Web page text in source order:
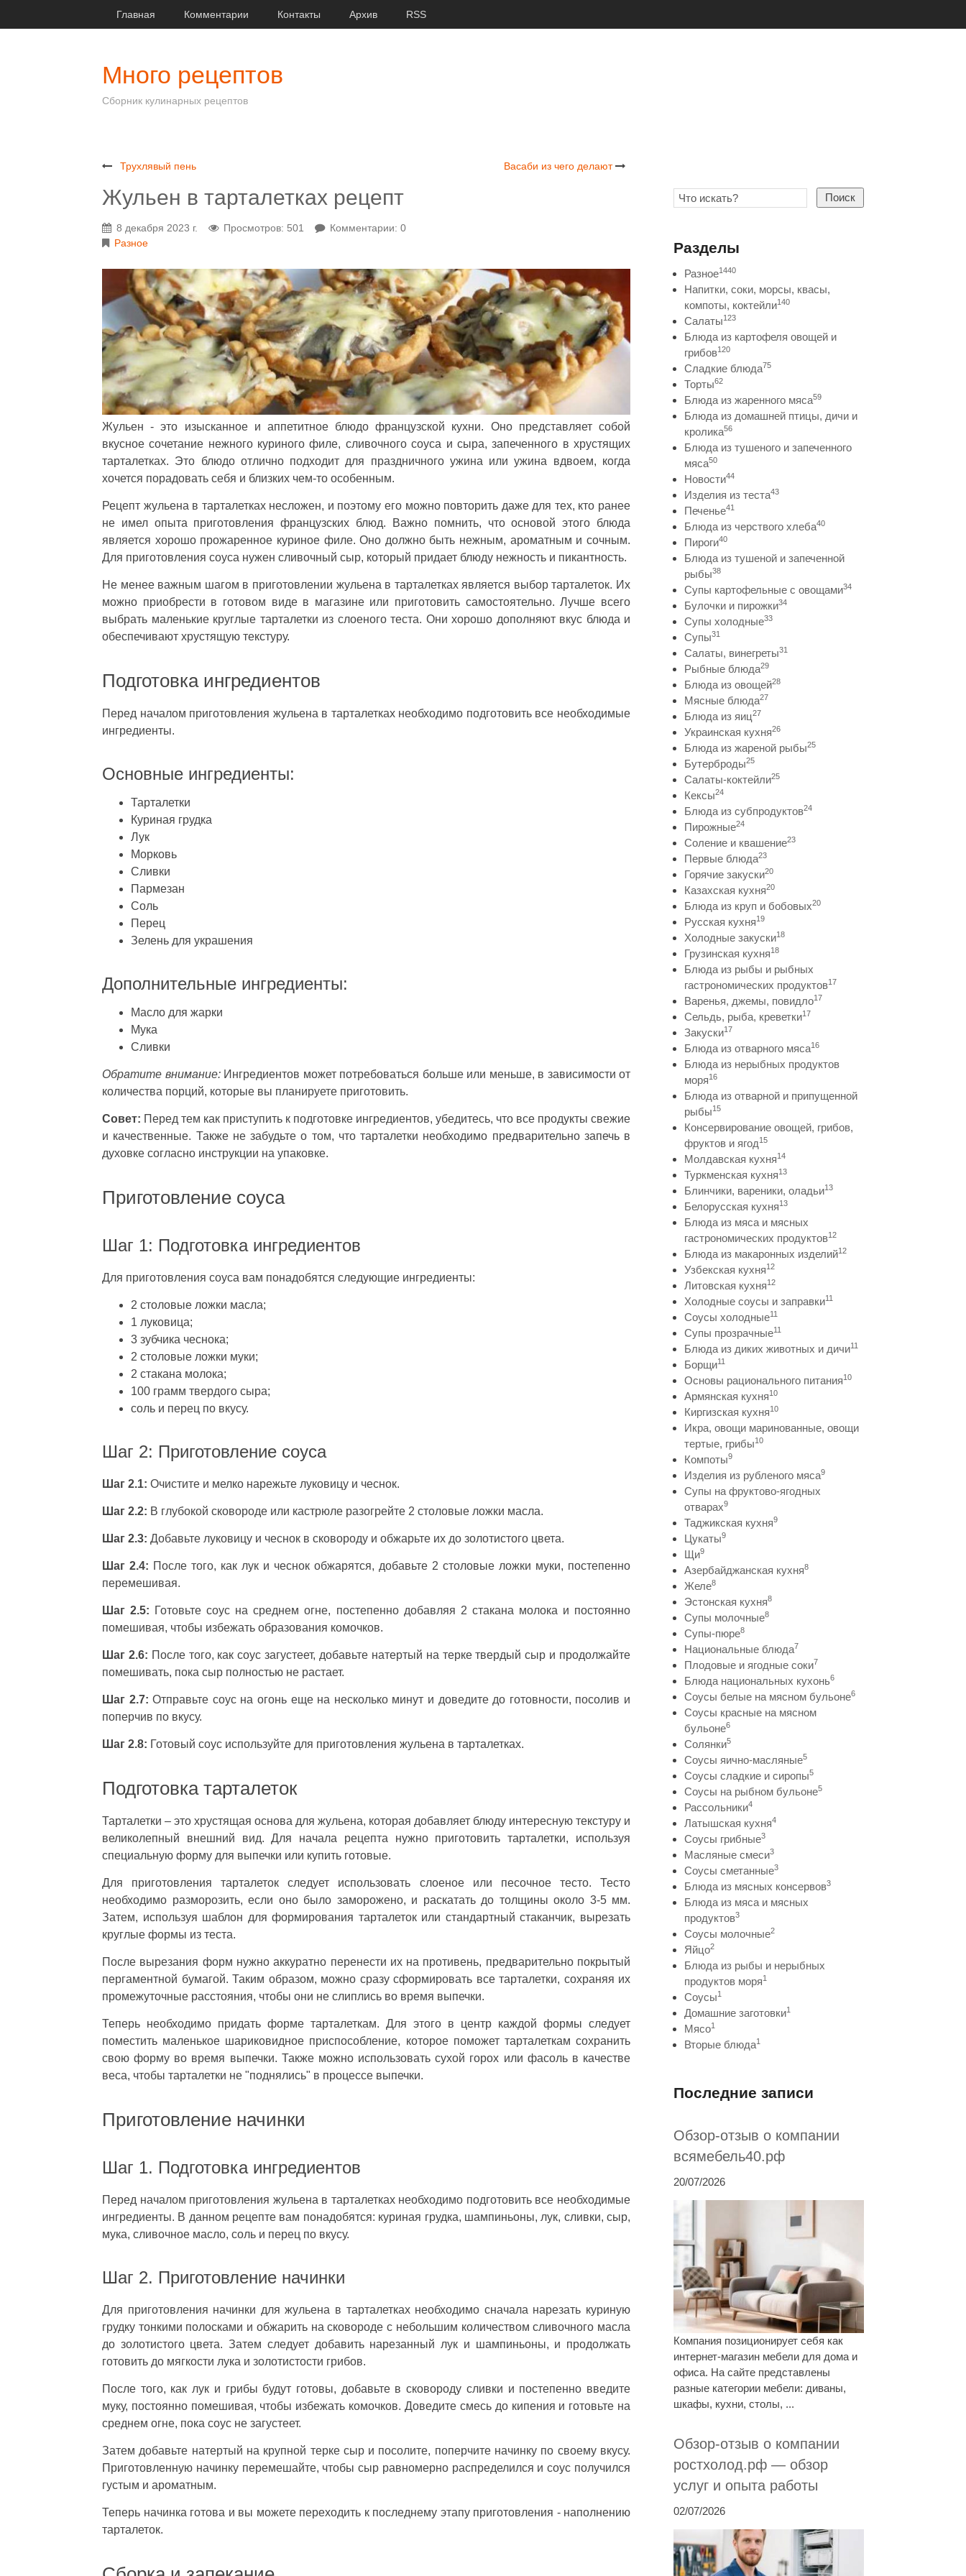
Главная Комментарии Контакты Архив RSS
Много рецептов
Сборник кулинарных рецептов
Трухлявый пень Васаби из чего делают
Жульен в тарталетках рецепт
8 декабря 2023 г. Просмотров: 501
Комментарии: 0
Разное
Жульен - это изысканное и аппетитное блюдо французской кухни. Оно представляет собой
вкусное сочетание нежного куриного филе, сливочного соуса и сыра, запеченного в хрустящих
тарталетках. Это блюдо отлично подходит для праздничного ужина или ужина вдвоем, когда
хочется порадовать себя и близких чем-то особенным.
Рецепт жульена в тарталетках несложен, и поэтому его можно повторить даже для тех, кто ранее
не имел опыта приготовления французских блюд. Важно помнить, что основой этого блюда
является хорошо прожаренное куриное филе. Оно должно быть нежным, ароматным и сочным.
Для приготовления соуса нужен сливочный сыр, который придает блюду нежность и пикантность.
Не менее важным шагом в приготовлении жульена в тарталетках является выбор тарталеток. Их
можно приобрести в готовом виде в магазине или приготовить самостоятельно. Лучше всего
выбрать маленькие круглые тарталетки из слоеного теста. Они хорошо дополняют вкус блюда и
обеспечивают хрустящую текстуру.
Подготовка ингредиентов
Перед началом приготовления жульена в тарталетках необходимо подготовить все необходимые
ингредиенты.
Основные ингредиенты:
Тарталетки
Куриная грудка
Лук
Морковь
Сливки
Пармезан
Соль
Перец
Зелень для украшения
Дополнительные ингредиенты:
Масло для жарки
Мука
Сливки
Обратите внимание:Ингредиентов может потребоваться больше или меньше, в зависимости от
количества порций, которые вы планируете приготовить.
Совет: Перед тем как приступить к подготовке ингредиентов, убедитесь, что все продукты свежие
и качественные. Также не забудьте о том, что тарталетки необходимо предварительно запечь в
духовке согласно инструкции на упаковке.
Приготовление соуса
Шаг 1: Подготовка ингредиентов
Для приготовления соуса вам понадобятся следующие ингредиенты:
2 столовые ложки масла;
1 луковица;
3 зубчика чеснока;
2 столовые ложки муки;
2 стакана молока;
100 грамм твердого сыра;
соль и перец по вкусу.
Шаг 2: Приготовление соуса
Шаг 2.1: Очистите и мелко нарежьте луковицу и чеснок.
Шаг 2.2: В глубокой сковороде или кастрюле разогрейте 2 столовые ложки масла.
Шаг 2.3: Добавьте луковицу и чеснок в сковороду и обжарьте их до золотистого цвета.
Шаг 2.4: После того, как лук и чеснок обжарятся, добавьте 2 столовые ложки муки, постепенно
перемешивая.
Шаг 2.5: Готовьте соус на среднем огне, постепенно добавляя 2 стакана молока и постоянно
помешивая, чтобы избежать образования комочков.
Шаг 2.6: После того, как соус загустеет, добавьте натертый на терке твердый сыр и продолжайте
помешивать, пока сыр полностью не растает.
Шаг 2.7: Отправьте соус на огонь еще на несколько минут и доведите до готовности, посолив и
поперчив по вкусу.
Шаг 2.8: Готовый соус используйте для приготовления жульена в тарталетках.
Подготовка тарталеток
Тарталетки – это хрустящая основа для жульена, которая добавляет блюду интересную текстуру и
великолепный внешний вид. Для начала рецепта нужно приготовить тарталетки, используя
специальную форму для выпечки или купить готовые.
Для приготовления тарталеток следует использовать слоеное или песочное тесто. Тесто
необходимо разморозить, если оно было заморожено, и раскатать до толщины около 3-5 мм.
Затем, используя шаблон для формирования тарталеток или стандартный стаканчик, вырезать
круглые формы из теста.
После вырезания форм нужно аккуратно перенести их на противень, предварительно покрытый
пергаментной бумагой. Таким образом, можно сразу сформировать все тарталетки, сохраняя их
промежуточные расстояния, чтобы они не слиплись во время выпечки.
Теперь необходимо придать форме тарталеткам. Для этого в центр каждой формы следует
поместить маленькое шариковидное приспособление, которое поможет тарталеткам сохранить
свою форму во время выпечки. Также можно использовать сухой горох или фасоль в качестве
веса, чтобы тарталетки не "поднялись" в процессе выпечки.
Приготовление начинки
Шаг 1. Подготовка ингредиентов
Перед началом приготовления жульена в тарталетках необходимо подготовить все необходимые
ингредиенты. В данном рецепте вам понадобятся: куриная грудка, шампиньоны, лук, сливки, сыр,
мука, сливочное масло, соль и перец по вкусу.
Шаг 2. Приготовление начинки
Для приготовления начинки для жульена в тарталетках необходимо сначала нарезать куриную
грудку тонкими полосками и обжарить на сковороде с небольшим количеством сливочного масла
до золотистого цвета. Затем следует добавить нарезанный лук и шампиньоны, и продолжать
готовить до мягкости лука и золотистости грибов.
После того, как лук и грибы будут готовы, добавьте в сковороду сливки и постепенно введите
муку, постоянно помешивая, чтобы избежать комочков. Доведите смесь до кипения и готовьте на
среднем огне, пока соус не загустеет.
Затем добавьте натертый на крупной терке сыр и посолите, поперчите начинку по своему вкусу.
Приготовленную начинку перемешайте, чтобы сыр равномерно распределился и соус получился
густым и ароматным.
Теперь начинка готова и вы можете переходить к последнему этапу приготовления - наполнению
тарталеток.
Поиск
Разделы
Разное1440
Напитки, соки, морсы, квасы,
компоты, коктейли140
Салаты123
Блюда из картофеля овощей и
грибов120
Сладкие блюда75
Торты62
Блюда из жаренного мяса59
Блюда из домашней птицы, дичи и
кролика56
Блюда из тушеного и запеченного
мяса50
Новости44
Изделия из теста43
Печенье41
Блюда из черствого хлеба40
Пироги40
Блюда из тушеной и запеченной
рыбы38
Супы картофельные с овощами34
Булочки и пирожки34
Супы холодные33
Супы31
Салаты, винегреты31
Рыбные блюда29
Блюда из овощей28
Мясные блюда27
Блюда из яиц27
Украинская кухня26
Блюда из жареной рыбы25
Бутерброды25
Салаты-коктейли25
Кексы24
Блюда из субпродуктов24
Пирожные24
Соление и квашение23
Первые блюда23
Горячие закуски20
Казахская кухня20
Блюда из круп и бобовых20
Русская кухня19
Холодные закуски18
Грузинская кухня18
Блюда из рыбы и рыбных
гастрономических продуктов17
Варенья, джемы, повидло17
Сельдь, рыба, креветки17
Закуски17
Блюда из отварного мяса16
Блюда из нерыбных продуктов
моря16
Блюда из отварной и припущенной
рыбы15
Консервирование овощей, грибов,
фруктов и ягод15
Молдавская кухня14
Туркменская кухня13
Блинчики, вареники, оладьи13
Белорусская кухня13
Блюда из мяса и мясных
гастрономических продуктов12
Блюда из макаронных изделий12
Узбекская кухня12
Литовская кухня12
Холодные соусы и заправки11
Соусы холодные11
Супы прозрачные11
Блюда из диких животных и дичи11
Борщи11
Основы рационального питания10
Армянская кухня10
Киргизская кухня10
Икра, овощи маринованные, овощи
тертые, грибы10
Компоты9
Изделия из рубленого мяса9
Супы на фруктово-ягодных
отварах9
Таджикская кухня9
Цукаты9
Щи9
Азербайджанская кухня8
Желе8
Эстонская кухня8
Супы молочные8
Супы-пюре8
Национальные блюда7
Плодовые и ягодные соки7
Блюда национальных кухонь6
Соусы белые на мясном бульоне6
Соусы красные на мясном
бульоне6
Солянки5
Соусы яично-масляные5
Соусы сладкие и сиропы5
Соусы на рыбном бульоне5
Рассольники4
Латышская кухня4
Соусы грибные3
Масляные смеси3
Соусы сметанные3
Блюда из мясных консервов3
Блюда из мяса и мясных
продуктов3
Соусы молочные2
Яйцо2
Блюда из рыбы и нерыбных
продуктов моря1
Соусы1
Домашние заготовки1
Мясо1
Вторые блюда1
Последние записи
Обзор-отзыв о компании
всямебель40.рф
20/07/2026
Компания позиционирует себя как
интернет-магазин мебели для дома и
офиса. На сайте представлены
разные категории мебели: диваны,
шкафы, кухни, столы, ...
Обзор-отзыв о компании
ростхолод.рф — обзор
услуг и опыта работы
02/07/2026